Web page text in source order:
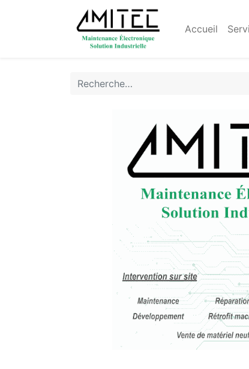
Accueil